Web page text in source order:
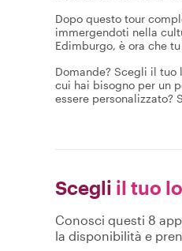
Dopo questo tour
immergendoti nella
Edimburgo, è ora che
Domande? Scegli il
cui hai bisogno per un
essere personalizzato?
Scegli il tuo
Conosci questi 8
la disponibilità e